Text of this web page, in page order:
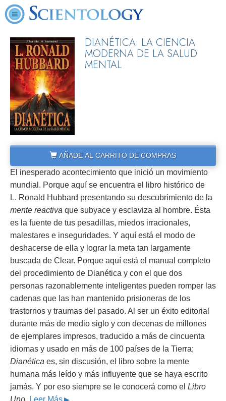
DIANÉTICA: LA CIENCIA
MODERNA DE LA SALUD
MENTAL
AÑADE AL CARRITO DE COMPRAS
El inesperado acontecimiento que inició un movimiento
mundial. Porque aquí se encuentra el libro histórico de
L. Ronald Hubbard presentando su descubrimiento de la
mente reactiva que subyace y esclaviza al hombre. Ésta
es la fuente de tus pesadillas, miedos irracionales,
malestares e inseguridades. Y aquí está el modo de
deshacerse de ella y lograr la meta tan largamente
buscada de Clear. Porque aquí está el manual completo
del procedimiento de Dianética y con el que dos
personas razonablemente inteligentes pueden romper las
cadenas que las han mantenido prisioneras de los
trastornos y traumas del pasado. Al ser un éxito editorial
durante más de medio siglo y con decenas de millones
de ejemplares impresos, traducido a más de cincuenta
idiomas y usado en más de 100 países de la Tierra;
Dianética es, sin discusión, el libro sobre la mente
humana más leído y más influyente que se haya escrito
jamás. Y por eso siempre se le conocerá como el Libro